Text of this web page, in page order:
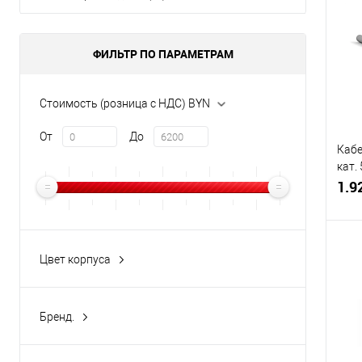
ФИЛЬТР ПО ПАРАМЕТРАМ
Стоимость (розница с НДС) BYN
От До
Цвет корпуса
Бренд.
В
кат.
В